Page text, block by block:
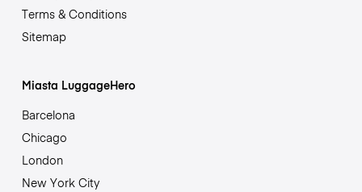
Terms & Conditions
Sitemap
Miasta LuggageHero
Barcelona
Chicago
London
New York City